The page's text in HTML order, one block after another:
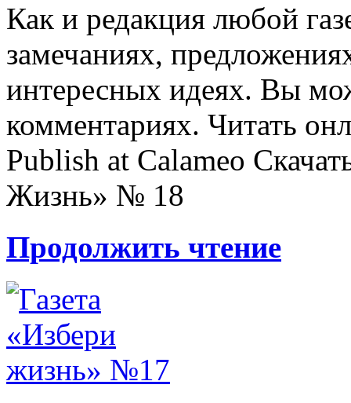
Как и редакция любой
замечаниях,
интересных идеях. Вы
комментариях. Читать
Publish at Calameo
Жизнь» № 18
Продолжить чтение